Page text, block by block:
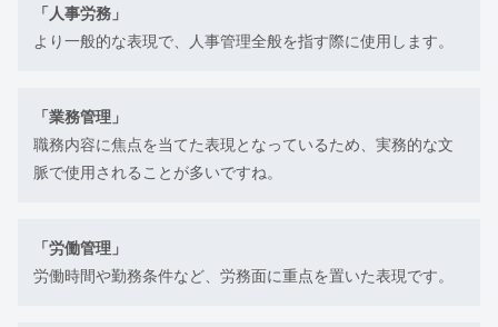
「人事労務」
より一般的な表現で、人事管理全般を指す際に使用します。
「業務管理」
職務内容に焦点を当てた表現となっているため、実務的な文
脈で使用されることが多いですね。
「労働管理」
労働時間や勤務条件など、労務面に重点を置いた表現です。